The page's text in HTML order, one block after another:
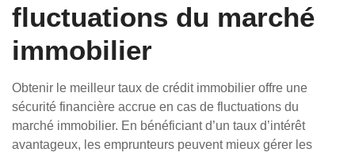
fluctuations du marché
immobilier
Obtenir le meilleur taux de crédit immobilier offre une
sécurité financière accrue en cas de fluctuations du
marché immobilier. En bénéficiant d’un taux d’intérêt
avantageux, les emprunteurs peuvent mieux gérer les